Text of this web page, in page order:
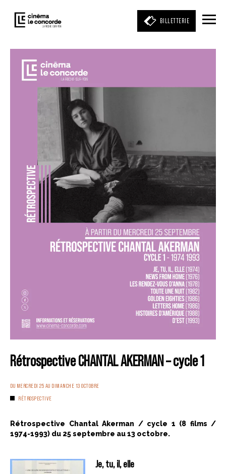
BILLETTERIE
Entrez votre mot clé
(film, réalisateur, acteur, événement)
Rétrospective CHANTAL AKERMAN – cycle 1
DU MERCREDI 25 AU DIMANCHE 13 OCTOBRE
RÉTROSPECTIVE
Rétrospective Chantal Akerman / cycle 1 (8 films /
1974-1993) du 25 septembre au 13 octobre.
Je, tu, il, elle